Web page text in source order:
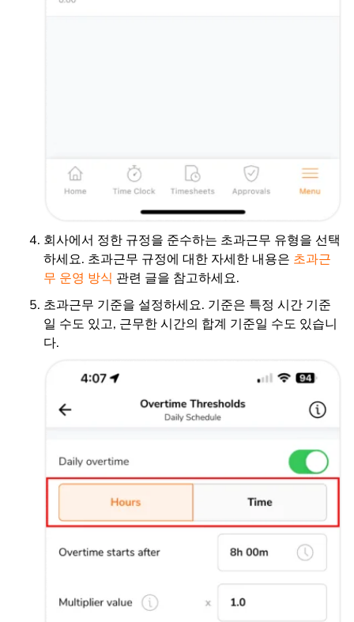
회사에서 정한 규정을 준수하는 초과근무 유형을 선택
하세요. 초과근무 규정에 대한 자세한 내용은 초과근
무 운영 방식 관련 글을 참고하세요.
초과근무 기준을 설정하세요. 기준은 특정 시간 기준
일 수도 있고, 근무한 시간의 합계 기준일 수도 있습니
다.